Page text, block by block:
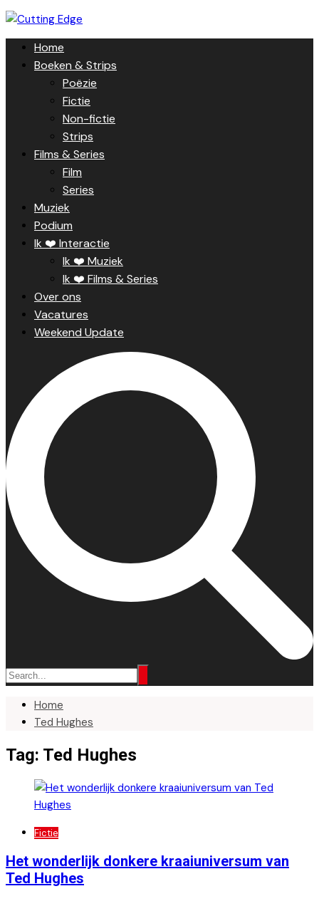
Skip
to
contentHome
Boeken & Strips
Poëzie
Fictie
Non-fictie
Strips
Films & Series
Film
Series
Muziek
Podium
Ik ❤️ Interactie
Ik ❤️ Muziek
Ik ❤️ Films & Series
Over ons
Vacatures
Weekend Update
Home
Ted Hughes
Tag: Ted Hughes
Fictie
Het wonderlijk donkere kraaiuniversum van
Ted Hughes